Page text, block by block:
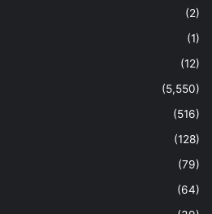
(2)
(1)
(12)
(5,550)
(516)
(128)
(79)
(64)